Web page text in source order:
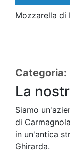
Mozzarella di
Categoria:
La
Siamo
di
in un'antica
Ghirarda.